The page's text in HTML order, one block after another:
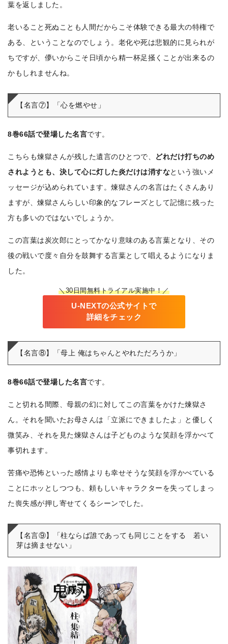
葉を返しました。
老いること死ぬことも人間だからこそ体験できる最大の特権で
ある、ということなのでしょう。老化や死は悲観的に見られが
ちですが、儚いからこそ日頃から精一杯足掻くことが出来るの
かもしれませんね。
【名言⑦】「心を燃やせ」
8巻66話で登場した名言です。
こちらも煉獄さんが残した遺言のひとつで、
どれだけ打ちのめ
されようとも、決して心に灯した炎だけは消すなという強いメ
ッセージが込められています。煉獄さんの名言はたくさんあり
ますが、煉獄さんらしい印象的なフレーズとして記憶に残った
方も多いのではないでしょうか。
この言葉は炭次郎にとってかなり意味のある言葉となり、その
後の戦いで度々自分を鼓舞する言葉として唱えるようになりま
した。
＼30日間無料トライアル実施中！／
U-NEXTの公式サイトで
詳細をチェック
【名言⑧】「母上 俺はちゃんとやれただろうか」
8巻66話で登場した名言です。
こと切れる間際、母親の幻に対してこの言葉をかけた煉獄さ
ん。それを聞いたお母さんは「立派にできましたよ」と優しく
微笑み、それを見た煉獄さんは子どものような笑顔を浮かべて
事切れます。
苦痛や恐怖といった感情よりも幸せそうな笑顔を浮かべている
ことにホッとしつつも、頼もしいキャラクターを失ってしまっ
た喪失感が押し寄せてくるシーンでした。
【名言⑨】「柱ならば誰であっても同じことをする 若い
芽は摘ませない」